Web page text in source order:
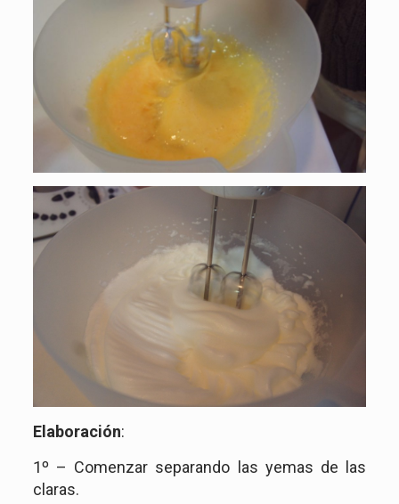
Elaboración:
1º – Comenzar separando las yemas de las
claras.